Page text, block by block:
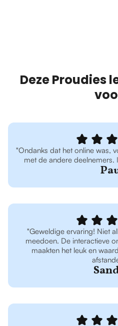
Deze Proudies
"Ondanks dat het online was,
met de andere deelnemers.
"Geweldige ervaring! Niet
meedoen. De interactieve
maakten het leuk en